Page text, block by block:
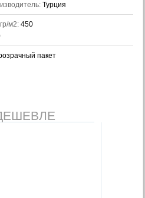
Турция
м2: 450
пакет